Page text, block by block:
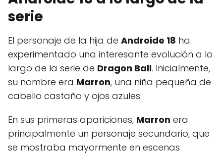
serie
El personaje de la hija de Androide 18 ha
experimentado una interesante evolución a lo
largo de la serie de Dragon Ball. Inicialmente,
su nombre era Marron, una niña pequeña de
cabello castaño y ojos azules.
En sus primeras apariciones, Marron era
principalmente un personaje secundario, que
se mostraba mayormente en escenas